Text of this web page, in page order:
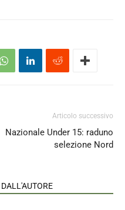
Articolo successivo
Nazionale Under 15: raduno
selezione Nord